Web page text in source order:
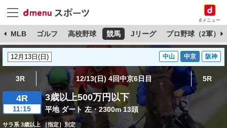
dメニュー
MLB ゴルフ 高校野球 競馬 Jリーグ プロ野球（2軍）
中山 中京 阪神
3R 12/13(日) 4回中京6日目 5R
4R
11:15
3歳以上500万円以下
平地 ダート 左・2300m 13頭
サラ系 3歳以上 ［指定］別定